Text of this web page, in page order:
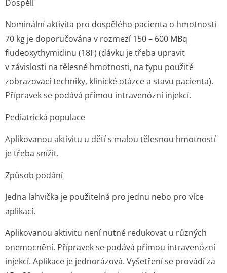
Dospělí
Nominální aktivita pro dospělého pacienta o hmotnosti
70 kg je doporučována v rozmezí 150 – 600 MBq
fludeoxythymidinu (18F) (dávku je třeba upravit
v závislosti na tělesné hmotnosti, na typu použité
zobrazovací techniky, klinické otázce a stavu pacienta).
Přípravek se podává přímou intravenózní injekcí.
Pediatrická populace
Aplikovanou aktivitu u dětí s malou tělesnou hmotností
je třeba snížit.
Způsob podání
Jedna lahvička je použitelná pro jednu nebo pro více
aplikací.
Aplikovanou aktivitu není nutné redukovat u různých
onemocnění. Přípravek se podává přímou intravenózní
injekcí. Aplikace je jednorázová. Vyšetření se provádí za